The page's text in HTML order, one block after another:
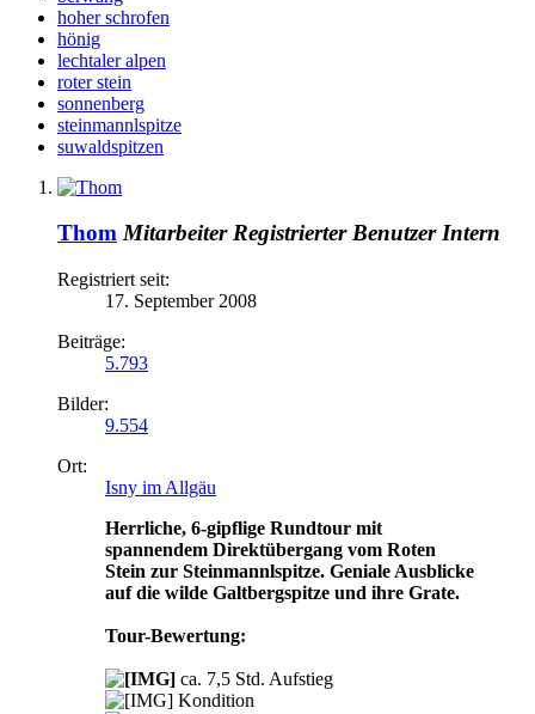
hoher schrofen
hönig
lechtaler alpen
roter stein
sonnenberg
steinmannlspitze
suwaldspitzen
Thom Mitarbeiter Registrierter Benutzer Intern
Registriert seit:
17. September 2008
Beiträge:
5.793
Bilder:
9.554
Ort:
Isny im Allgäu
Herrliche, 6-gipflige Rundtour mit
spannendem Direktübergang vom Roten
Stein zur Steinmannlspitze. Geniale Ausblicke
auf die wilde Galtbergspitze und ihre Grate.
Tour-Bewertung:
ca. 7,5 Std. Aufstieg
Kondition